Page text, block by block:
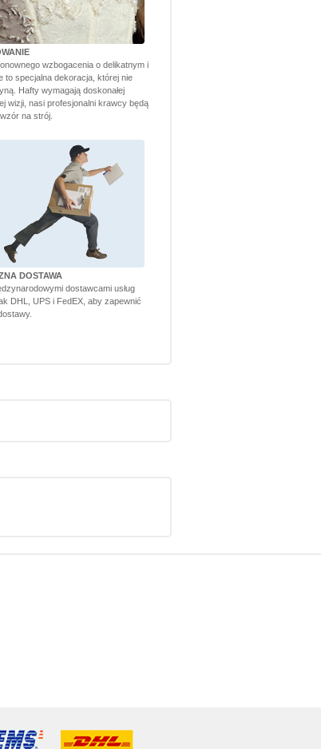
wzbogacenia o delikatnym i
to specjalna dekoracja, której nie
Hafty wymagają doskonałej
wizji, nasi profesjonalni krawcy będą
na strój.
DOSTAWA
dostawcami usług
DHL, UPS i FedEX, aby zapewnić